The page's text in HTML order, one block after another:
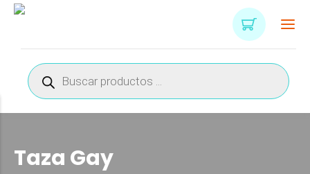
Búsqueda
de
productos
Taza Gay